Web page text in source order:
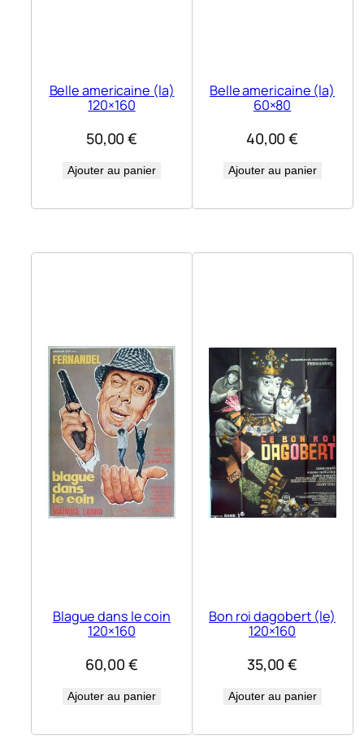
Belle americaine (la)
120×160
50,00€
Ajouter au panier
Belle americaine (la)
60×80
40,00€
Ajouter au panier
Blague dans le coin
120×160
60,00 €
Ajouter au panier
Bon roi dagobert (le)
120×160
35,00€
Ajouter au panier